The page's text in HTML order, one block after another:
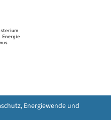
Energiewende und